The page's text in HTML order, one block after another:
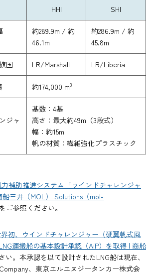
HHI SHI
約289.9m / 約
46.1m
約286.9m / 約
45.8m
国 LR/Marshall LR/Liberia
約174,000 m3
ジャ
基数：4基
高さ：最大約49m（3段式）
幅：約15m
帆の材質：繊維強化プラスチック
力補助推進システム「ウインドチャレンジャ
三井（MOL） Solutions（mol-
をご参照ください。
初、ウインドチャレンジャー（硬翼帆式風
運搬船の基本設計承認（AiP）を取得 | 商船
い。本承認を以て設計されたLNG船は現在、
、東京エルエヌジータンカー株式会